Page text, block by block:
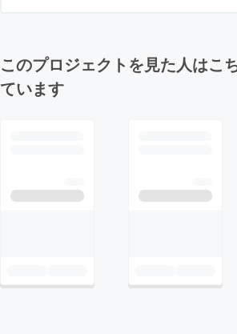
このプロジェクトを見た人はこ
ています